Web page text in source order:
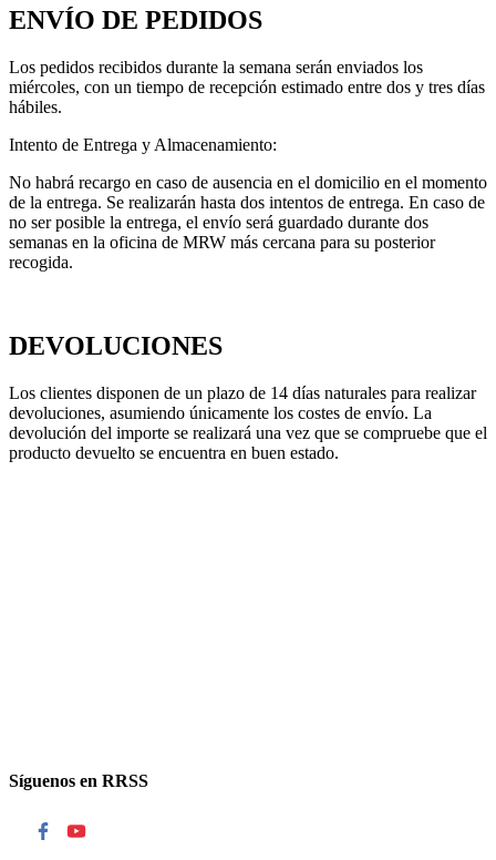
ENVÍO DE PEDIDOS
Los pedidos recibidos durante la semana serán enviados los
miércoles, con un tiempo de recepción estimado entre dos y tres días
hábiles.
Intento de Entrega y Almacenamiento:
No habrá recargo en caso de ausencia en el domicilio en el momento
de la entrega. Se realizarán hasta dos intentos de entrega. En caso de
no ser posible la entrega, el envío será guardado durante dos
semanas en la oficina de MRW más cercana para su posterior
recogida.
DEVOLUCIONES
Los clientes disponen de un plazo de 14 días naturales para realizar
devoluciones, asumiendo únicamente los costes de envío. La
devolución del importe se realizará una vez que se compruebe que el
producto devuelto se encuentra en buen estado.
Síguenos en RRSS